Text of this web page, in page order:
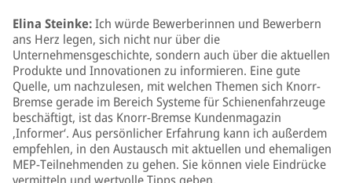
Elina Steinke:Ich würde Bewerberinnen und Bewerbern
ans Herz legen, sich nicht nur über die
Unternehmensgeschichte, sondern auch über die aktuellen
Produkte und Innovationen zu informieren. Eine gute
Quelle, um nachzulesen, mit welchen Themen sich Knorr-
Bremse gerade im Bereich Systeme für Schienenfahrzeuge
beschäftigt, ist das Knorr-Bremse Kundenmagazin
‚Informer‘. Aus persönlicher Erfahrung kann ich außerdem
empfehlen, in den Austausch mit aktuellen und ehemaligen
MEP-Teilnehmenden zu gehen. Sie können viele Eindrücke